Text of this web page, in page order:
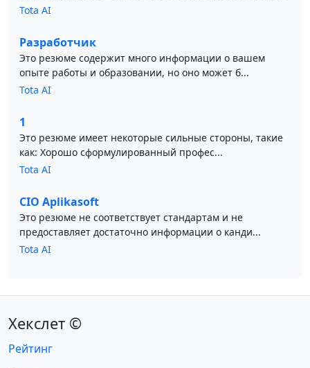
Tota AI
Разработчик
Это резюме содержит много информации о вашем
опыте работы и образовании, но оно может б...
Tota AI
1
Это резюме имеет некоторые сильные стороны, такие
как: Хорошо сформулированный профес...
Tota AI
CIO Aplikasoft
Это резюме не соответствует стандартам и не
предоставляет достаточно информации о канди...
Tota AI
Хекслет ©
Рейтинг